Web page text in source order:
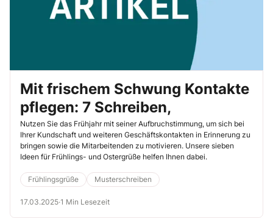
Mit frischem Schwung Kontakte
pflegen: 7 Schreiben,
Nutzen Sie das Frühjahr mit seiner Aufbruchstimmung, um sich bei
Ihrer Kundschaft und weiteren Geschäftskontakten in Erinnerung zu
bringen sowie die Mitarbeitenden zu motivieren. Unsere sieben
Ideen für Frühlings- und Ostergrüße helfen Ihnen dabei.
Frühlingsgrüße Musterschreiben
17.03.2025·1 Min Lesezeit